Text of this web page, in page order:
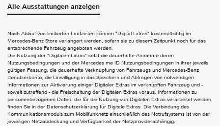
Kommunikationsmodul (LTE) für die Nutzung von Mercedes me connect
Diensten
Android Auto
EXTERIEUR
Anhängevorrichtung mit ESP Anhängerstabilisierung
AVANTGARDE Exterieur
Aussenspiegel elektrisch anklappbar
EASY-PACK Heckklappe
INTERIEUR
Alle Ausstattungen anzeigen
Nach Ablauf von limitierten Laufzeiten können "Digital Extras" kostenpflichtig im
Mercedes-Benz Store verlängert werden, sofern sie zu diesem Zeitpunkt noch für das
entsprechende Fahrzeug angeboten werden.
Die Nutzung der "Digitalen Extras" setzt die dauerhafte Annahme deren
Nutzungsbedingungen und der Mercedes me ID Nutzungsbedingungen in ihrer jeweils
gültigen Fassung, die dauerhafte Verknüpfung von Fahrzeugs und Mercedes-Benz
Benutzerkonto, die Einwilligung in das Speichern und Abfragen von notwendigen
Informationen zur Aktivierung einiger Digitaler Extras im verknüpften Fahrzeug und -
soweit zutreffend - die Freischaltung der Digitalen Extras voraus. Informationen zu
personenbezogenen Daten, die für die Nutzung von Digitalen Extras verarbeitet werden,
finden Sie in der Datenschutzerklärung für Digitale Extras. Die Verbindung des
Kommunikationsmoduls zum Mobilfunknetz einschließlich des Notrufsystems ist von der
jeweiligen Netzabdeckung und Verfügbarkeit der Netzproviderabhängig.